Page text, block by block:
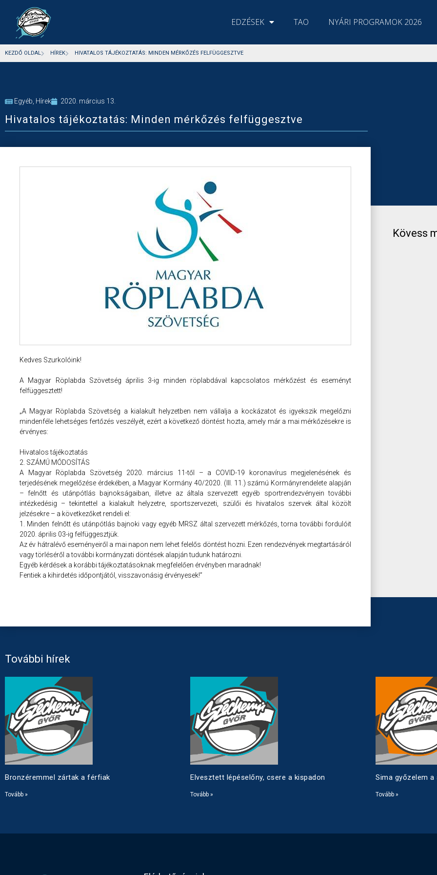
EDZÉSEK TAO NYÁRI PROGRAMOK 2026
KEZDŐ OLDAL HÍREK HIVATALOS TÁJÉKOZTATÁS: MINDEN MÉRKŐZÉS FELFÜGGESZTVE
Egyéb Hírek 2020. március 13.
Hivatalos tájékoztatás: Minden mérkőzés felfüggesztve
Kedves Szurkolóink!
A Magyar Röplabda Szövetség április 3-ig minden röplabdával kapcsolatos mérkőzést és eseményt
felfüggesztett!
„A Magyar Röplabda Szövetség a kialakult helyzetben nem vállalja a kockázatot és igyekszik megelőzni
mindenféle lehetséges fertőzés veszélyét, ezért a következő döntést hozta, amely már a mai mérkőzésekre is
érvényes:
Hivatalos tájékoztatás
2. SZÁMÚ MÓDOSÍTÁS
A Magyar Röplabda Szövetség 2020. március 11-től – a COVID-19 koronavírus megjelenésének és
terjedésének megelőzése érdekében, a Magyar Kormány 40/2020. (III. 11.) számú Kormányrendelete alapján
– felnőtt és utánpótlás bajnokságaiban, illetve az általa szervezett egyéb sportrendezvényein további
intézkedésig – tekintettel a kialakult helyzetre, sportszervezeti, szülői és hivatalos szervek által közölt
jelzésekre – a következőket rendeli el:
1. Minden felnőtt és utánpótlás bajnoki vagy egyéb MRSZ által szervezett mérkőzés, torna további fordulóit
2020. április 03-ig felfüggesztjük.
Az év hátralévő eseményeiről a mai napon nem lehet felelős döntést hozni. Ezen rendezvények megtartásáról
vagy törléséről a további kormányzati döntések alapján tudunk határozni.
Egyéb kérdések a korábbi tájékoztatásoknak megfelelően érvényben maradnak!
Fentiek a kihirdetés időpontjától, visszavonásig érvényesek!”
Kövess
További hírek
Bronzéremmel zártak a férfiak
Tovább »
Elvesztett lépéselőny, csere a kispadon
Tovább »
Sima győzelem
Tovább »